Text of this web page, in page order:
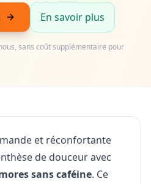
En savoir plus
sans coût supplémentaire pour
et réconfortante
de douceur avec
sans caféine. Ce